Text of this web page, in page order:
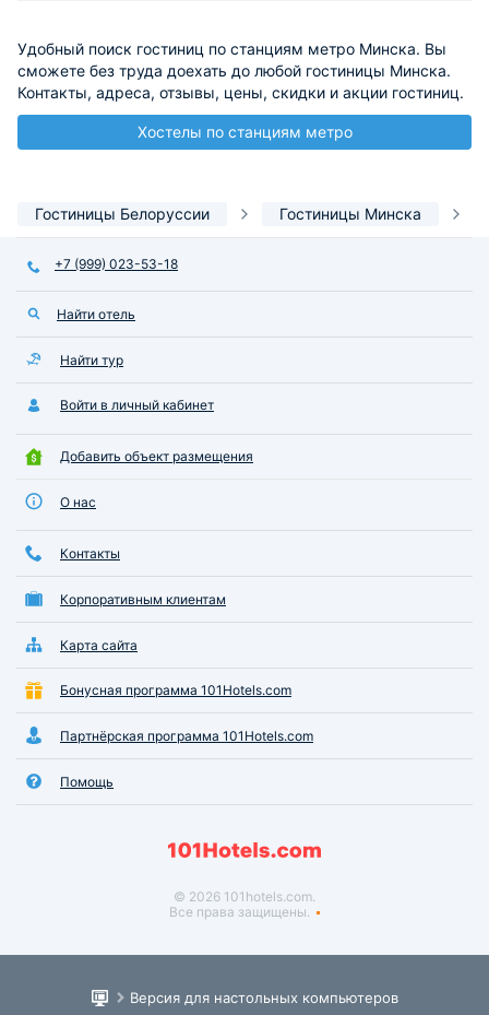
Удобный поиск гостиниц по станциям метро Минска. Вы
сможете без труда доехать до любой гостиницы Минска.
Контакты, адреса, отзывы, цены, скидки и акции гостиниц.
Хостелы по станциям метро
Гостиницы Белоруссии Гостиницы Минска
+7 (999) 023-53-18
Найти отель
Найти тур
Войти в личный кабинет
Добавить объект размещения
О нас
Контакты
Корпоративным клиентам
Карта сайта
Бонусная программа 101Hotels.com
Партнёрская программа 101Hotels.com
Помощь
© 2026 101hotels.com.
Все права защищены.
Версия для настольных компьютеров